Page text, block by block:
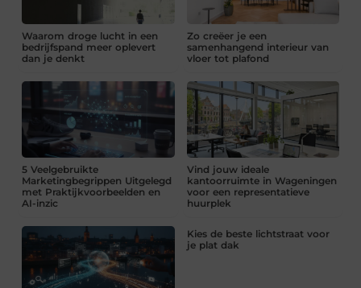
Waarom droge lucht in een
bedrijfspand meer oplevert
dan je denkt
Zo creëer je een
samenhangend interieur van
vloer tot plafond
5 Veelgebruikte
Marketingbegrippen Uitgelegd
met Praktijkvoorbeelden en
AI-inzic
Vind jouw ideale
kantoorruimte in Wageningen
voor een representatieve
huurplek
Kies de beste lichtstraat voor
je plat dak